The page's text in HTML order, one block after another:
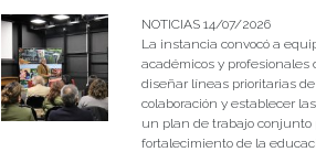
NOTICIAS 14/07/2026
La instancia convocó a
académicos y profesionales
diseñar líneas prioritarias de
colaboración y establecer
un plan de trabajo conjunto
fortalecimiento de la